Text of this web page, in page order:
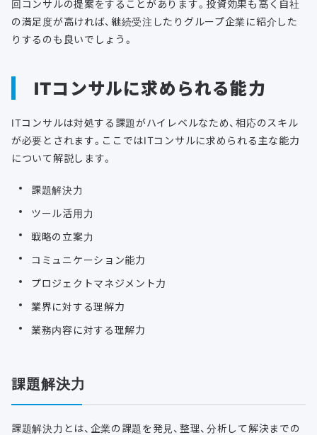
回コンサルの提案をすることがあります。投資効果も高く自社
の満足度が高ければ、継続受注したりグループ企業に紹介した
りするのも良いでしょう。
ITコンサルに求められる能力
ITコンサルは対処する課題がハイレベルなため、相応のスキル
が必要とされます。ここではITコンサルに求められる主な能力
について解説します。
課題解決力
ツール活用力
戦略の立案力
コミュニケーション能力
プロジェクトマネジメント力
業界に対する理解力
業務内容に対する理解力
課題解決力
課題解決力とは、企業の課題を発見、整理、分析して解決までの